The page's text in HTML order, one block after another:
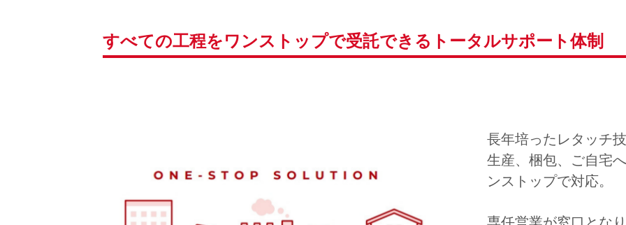
すべての工程をワンストップで受託できるトータルサポート体制
長年培ったレタッチ
生産、梱包、ご自宅
ンストップで対応。